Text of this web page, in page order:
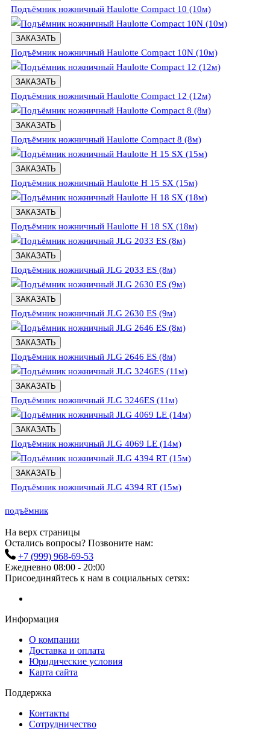
Подъёмник ножничный Haulotte Compact 10 (10м)
ЗАКАЗАТЬ
Подъёмник ножничный Haulotte Compact 10N (10м)
ЗАКАЗАТЬ
Подъёмник ножничный Haulotte Compact 12 (12м)
ЗАКАЗАТЬ
Подъёмник ножничный Haulotte Compact 8 (8м)
ЗАКАЗАТЬ
Подъёмник ножничный Haulotte H 15 SX (15м)
ЗАКАЗАТЬ
Подъёмник ножничный Haulotte H 18 SX (18м)
ЗАКАЗАТЬ
Подъёмник ножничный JLG 2033 ES (8м)
ЗАКАЗАТЬ
Подъёмник ножничный JLG 2630 ES (9м)
ЗАКАЗАТЬ
Подъёмник ножничный JLG 2646 ES (8м)
ЗАКАЗАТЬ
Подъёмник ножничный JLG 3246ES (11м)
ЗАКАЗАТЬ
Подъёмник ножничный JLG 4069 LE (14м)
ЗАКАЗАТЬ
Подъёмник ножничный JLG 4394 RT (15м)
подъёмник
На верх страницы
Остались вопросы? Позвоните нам:
+7 (999) 968-69-53
Ежедневно 08:00 - 20:00
Присоединяйтесь к нам в социальных сетях:
Информация
О компании
Доставка и оплата
Юридические условия
Карта сайта
Поддержка
Контакты
Сотрудничество